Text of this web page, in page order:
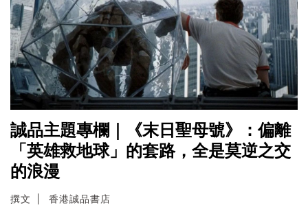
誠品主題專欄｜《末日聖母號》：偏離
「英雄救地球」的套路，全是莫逆之交
的浪漫
撰文 香港誠品書店